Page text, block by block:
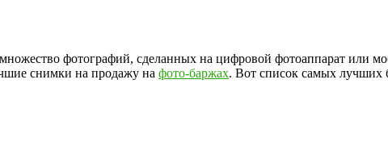
множество фотографий, сделанных на цифровой фотоаппарат
снимки на продажу на фото-баржах. Вот список самых лучших